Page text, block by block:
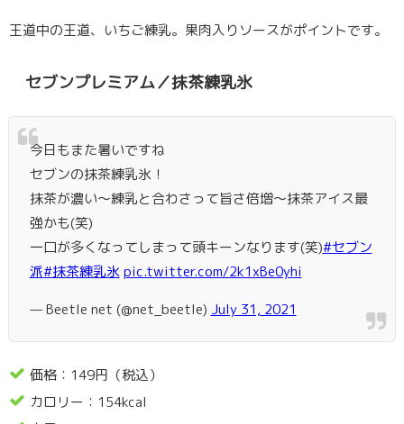
王道中の王道、いちご練乳。果肉入りソースがポイントです。
セブンプレミアム／抹茶練乳氷
今日もまた暑いですね
セブンの抹茶練乳氷！
抹茶が濃い～練乳と合わさって旨さ倍増～抹茶アイス最
強かも(笑)
一口が多くなってしまって頭キーンなります(笑)#セブン
派#抹茶練乳氷 pic.twitter.com/2k1xBe0yhi
— Beetle net (@net_beetle) July 31, 2021
価格：149円（税込）
カロリー：154kcal